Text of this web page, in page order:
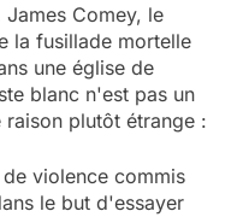
Comey, le
la fusillade mortelle
une église de
blanc n'est pas un
plutôt étrange :
violence commis
le but d'essayer